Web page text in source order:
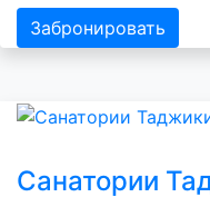
Забронировать
Санатории